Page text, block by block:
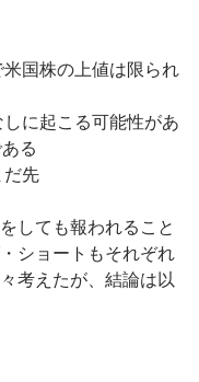
国株の上値は限られ
に起こる可能性があ
る
だ先
しても報われること
ショートもそれぞれ
考えたが、結論は以
略: 上がらないが急